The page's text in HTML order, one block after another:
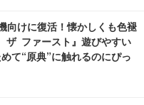
向けに復活！懐かしくも色褪
ザ ファースト』遊びやすい
て“原典”に触れるのにぴっ